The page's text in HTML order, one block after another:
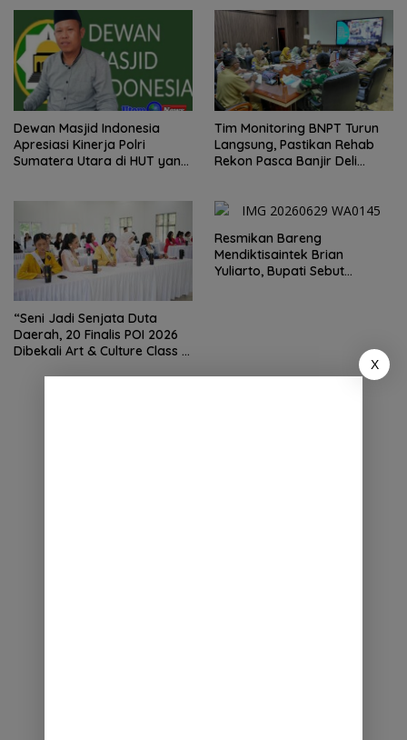
Sumut Irjen Whisnu
Hermawan Bersikap Tegas .
Dewan Masjid Indonesia
Apresiasi Kinerja Polri
Sumatera Utara di HUT yang
Tim Monitoring BNPT Turun
Langsung, Pastikan Rehab
Rekon Pasca Banjir Deli
“Seni Jadi Senjata Duta
Daerah, 20 Finalis POI 2026
Dibekali Art & Culture Class di
Resmikan Bareng
Mendiktisaintek Brian
Yuliarto, Bupati Sebut
X